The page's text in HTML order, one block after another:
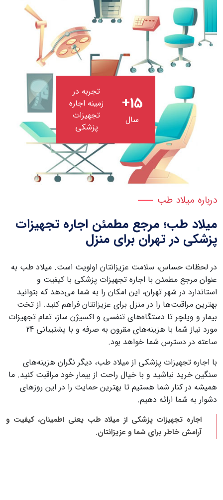
15+
سال
تجربه در
زمینه اجاره
تجهیزات
پزشکی
درباره میلاد طب
میلاد طب؛ مرجع مطمئن اجاره تجهیزات
پزشکی در تهران برای منزل
در لحظات حساس، سلامت عزیزانتان اولویت است. میلاد طب به
عنوان مرجع مطمئن با اجاره تجهیزات پزشکی با کیفیت و
استاندارد در شهر تهران، این امکان را به شما می‌دهد که بتوانید
بهترین مراقبت‌ها را در منزل برای عزیزانتان فراهم کنید. از تخت
بیمار و ویلچر تا دستگاه‌های تنفسی و اکسیژن ساز، تمام تجهیزات
مورد نیاز شما با هزینه‌های مقرون به صرفه و با پشتیبانی 24
ساعته در دسترس شما خواهد بود.
با اجاره تجهیزات پزشکی از میلاد طب، دیگر نگران هزینه‌های
سنگین خرید نباشید و با خیال راحت از بیمار خود مراقبت کنید. ما
همیشه در کنار شما هستیم تا بهترین حمایت را در این روزهای
دشوار به شما ارائه دهیم.
اجاره تجهیزات پزشکی از میلاد طب یعنی اطمینان، کیفیت و
آرامش خاطر برای شما و عزیزانتان.